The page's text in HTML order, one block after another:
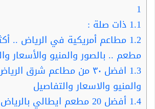
1
1.1 ذات صلة :
1.2
مطعم .. بالصور والمنيو والأسعار
1.3
افضل ٣٠ من مطاعم شرق
والمنيو والاسعار والتفاصيل
1.4
أفضل 20 مطعم ايطالي